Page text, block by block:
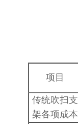
项目
传统吹扫支
架各项成本